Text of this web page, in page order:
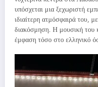
υπόσχεται μια ξεχωριστή
ιδιαίτερη ατμόσφαιρά του,
διακόσμηση. Η μουσική του
έμφαση τόσο στο ελληνικό